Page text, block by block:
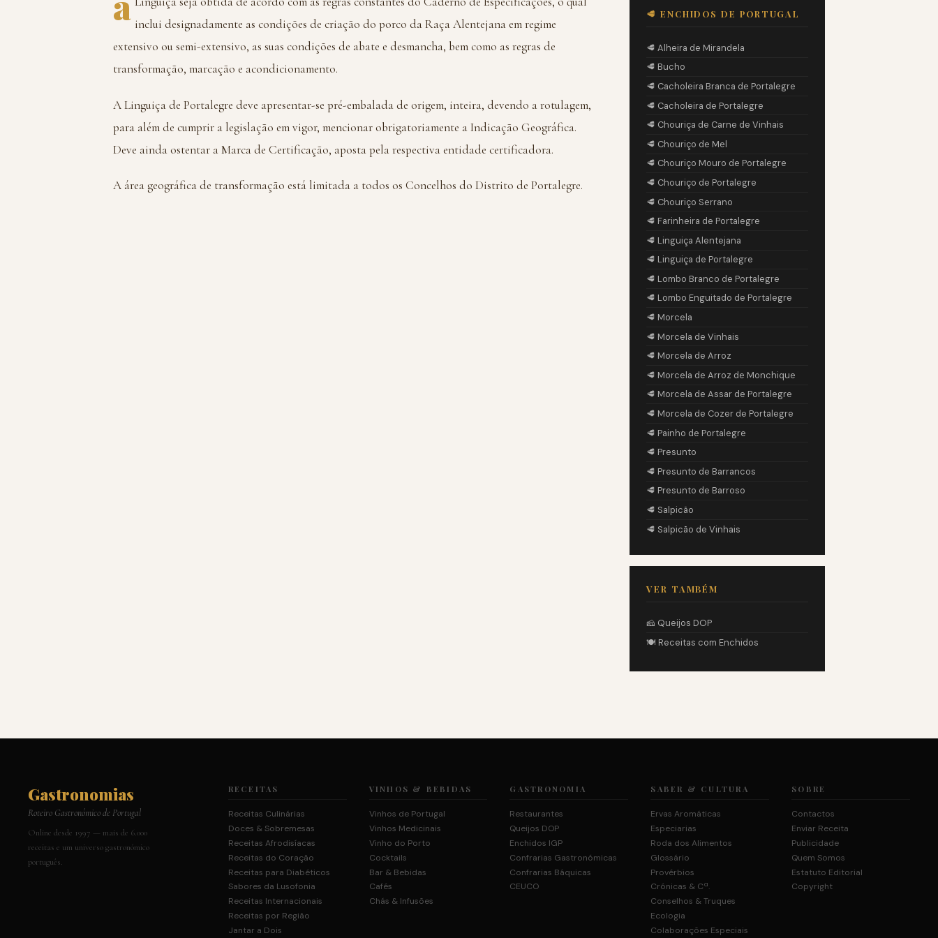
inclui designadamente as condições de criação do porco da Raça Alentejana em regime
extensivo ou semi-extensivo, as suas condições de abate e desmancha, bem como as regras de
transformação, marcação e acondicionamento.
A Linguiça de Portalegre deve apresentar-se pré-embalada de origem, inteira, devendo a rotulagem,
para além de cumprir a legislação em vigor, mencionar obrigatoriamente a Indicação Geográfica.
Deve ainda ostentar a Marca de Certificação, aposta pela respectiva entidade certificadora.
A área geográfica de transformação está limitada a todos os Concelhos do Distrito de Portalegre.
🥩 ENCHIDOS DE PORTUGAL
🥩 Alheira de Mirandela
🥩 Bucho
🥩 Cacholeira Branca de Portalegre
🥩 Cacholeira de Portalegre
🥩 Chouriça de Carne de Vinhais
🥩 Chouriço de Mel
🥩 Chouriço Mouro de Portalegre
🥩 Chouriço de Portalegre
🥩 Chouriço Serrano
🥩 Farinheira de Portalegre
🥩 Linguiça Alentejana
🥩 Linguiça de Portalegre
🥩 Lombo Branco de Portalegre
🥩 Lombo Enguitado de Portalegre
🥩 Morcela
🥩 Morcela de Vinhais
🥩 Morcela de Arroz
🥩 Morcela de Arroz de Monchique
🥩 Morcela de Assar de Portalegre
🥩 Morcela de Cozer de Portalegre
🥩 Painho de Portalegre
🥩 Presunto
🥩 Presunto de Barrancos
🥩 Presunto de Barroso
🥩 Salpicão
🥩 Salpicão de Vinhais
VER TAMBÉM
🧀 Queijos DOP
🍽️ Receitas com Enchidos
Gastronomias
Roteiro Gastronómico de Portugal
Online desde 1997 — mais de 6.000
receitas e um universo gastronómico
português.
RECEITAS
Receitas Culinárias
Doces & Sobremesas
Receitas Afrodisíacas
Receitas do Coração
Receitas para Diabéticos
Sabores da Lusofonia
Receitas Internacionais
Receitas por Região
Jantar a Dois
VINHOS & BEBIDAS
Vinhos de Portugal
Vinhos Medicinais
Vinho do Porto
Cocktails
Bar & Bebidas
Cafés
Chás & Infusões
GASTRONOMIA
Restaurantes
Queijos DOP
Enchidos IGP
Confrarias Gastronómicas
Confrarias Báquicas
CEUCO
SABER & CULTURA
Ervas Aromáticas
Especiarias
Roda dos Alimentos
Glossário
Provérbios
Crónicas & Cª.
Conselhos & Truques
Ecologia
Colaborações Especiais
SOBRE
Contactos
Enviar Receita
Publicidade
Quem Somos
Estatuto Editorial
Copyright